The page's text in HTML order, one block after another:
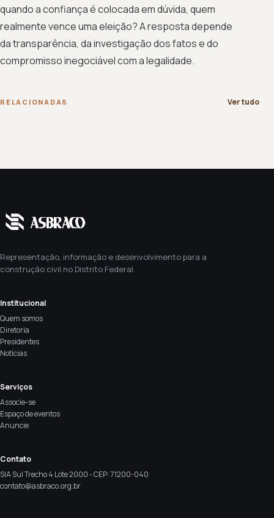
quando a confiança é colocada em dúvida, quem
realmente vence uma eleição? A resposta depende
da transparência, da investigação dos fatos e do
compromisso inegociável com a legalidade.
RELACIONADAS Ver tudo
Representação, informação e desenvolvimento para a
construção civil no Distrito Federal.
Institucional
Quem somos
Diretoria
Presidentes
Notícias
Serviços
Associe-se
Espaço de eventos
Anuncie
Contato
SIA Sul Trecho 4 Lote 2000 - CEP: 71200-040
contato@asbraco.org.br